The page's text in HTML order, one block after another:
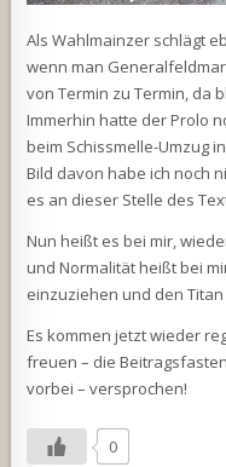
Als Wahlmainzer schlägt
wenn man
von Termin zu Termin, da
Immerhin hatte der Prolo
beim Schissmelle-Umzug
Bild davon habe ich noch
es an dieser Stelle des
Nun heißt es bei mir,
und Normalität heißt bei
einzuziehen und den
Es kommen jetzt wieder
freuen – die
vorbei – versprochen!
0